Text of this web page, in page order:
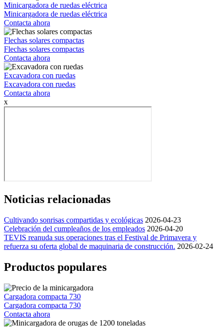
Minicargadora de ruedas eléctrica
Minicargadora de ruedas eléctrica
Contacta ahora
Flechas solares compactas
Flechas solares compactas
Contacta ahora
Excavadora con ruedas
Excavadora con ruedas
Contacta ahora
x
Noticias relacionadas
Cultivando sonrisas compartidas y ecológicas 2026-04-23
Celebración del cumpleaños de los empleados 2026-04-20
TEVIS reanuda sus operaciones tras el Festival de Primavera y
refuerza su oferta global de maquinaria de construcción. 2026-02-24
Productos populares
Cargadora compacta 730
Cargadora compacta 730
Contacta ahora